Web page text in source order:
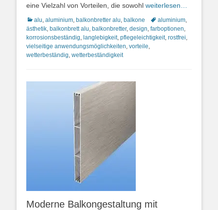
eine Vielzahl von Vorteilen, die sowohl weiterlesen…
Kategorien
alu, aluminium, balkonbretter alu, balkone Schlagworte
aluminium,
ästhetik, balkonbrett alu, balkonbretter, design, farboptionen,
korrosionsbeständig, langlebigkeit, pflegeleichtigkeit, rostfrei,
vielseitige anwendungsmöglichkeiten, vorteile,
wetterbeständig, wetterbeständigkeit
Moderne Balkongestaltung mit